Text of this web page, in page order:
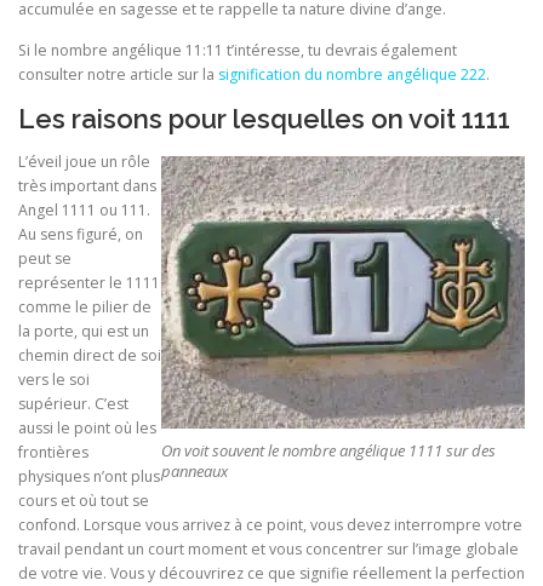
accumulée en sagesse et te rappelle ta nature divine d’ange.
Si le nombre angélique 11:11 t’intéresse, tu devrais également
consulter notre article sur la signification du nombre angélique 222.
Les raisons pour lesquelles on voit 1111
On voit souvent le nombre angélique 1111 sur des
panneaux
L’éveil joue un rôle
très important dans
Angel 1111 ou 111.
Au sens figuré, on
peut se
représenter le 1111
comme le pilier de
la porte, qui est un
chemin direct de soi
vers le soi
supérieur. C’est
aussi le point où les
frontières
physiques n’ont plus
cours et où tout se
confond. Lorsque vous arrivez à ce point, vous devez interrompre votre
travail pendant un court moment et vous concentrer sur l’image globale
de votre vie. Vous y découvrirez ce que signifie réellement la perfection